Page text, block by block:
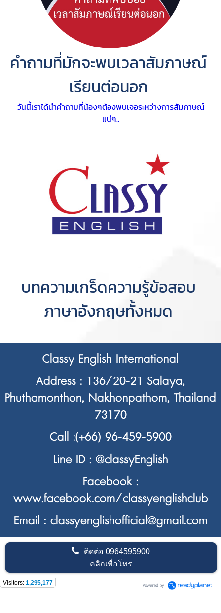
คำถามที่มักจะพบเวลาสัมภาษณ์
เรียนต่อนอก
วันนี้เราได้นำคำถามที่น้องๆต้องพบเจอระหว่างการสัมภาษณ์
แน่ๆ..
บทความเกร็ดความรู้ข้อสอบ
ภาษาอังกฤษทั้งหมด
Classy English International
Address : 136/20-21 Salaya,
Phuthamonthon, Nakhonpathom, Thailand
73170
Call :(+66) 96-459-5900
Line ID : @classyEnglish
Facebook :
www.facebook.com/classyenglishclub
Email : classyenglishofficial@gmail.com
ติดต่อ0964595900
คลิกเพื่อโทร
Visitors: 1,295,177